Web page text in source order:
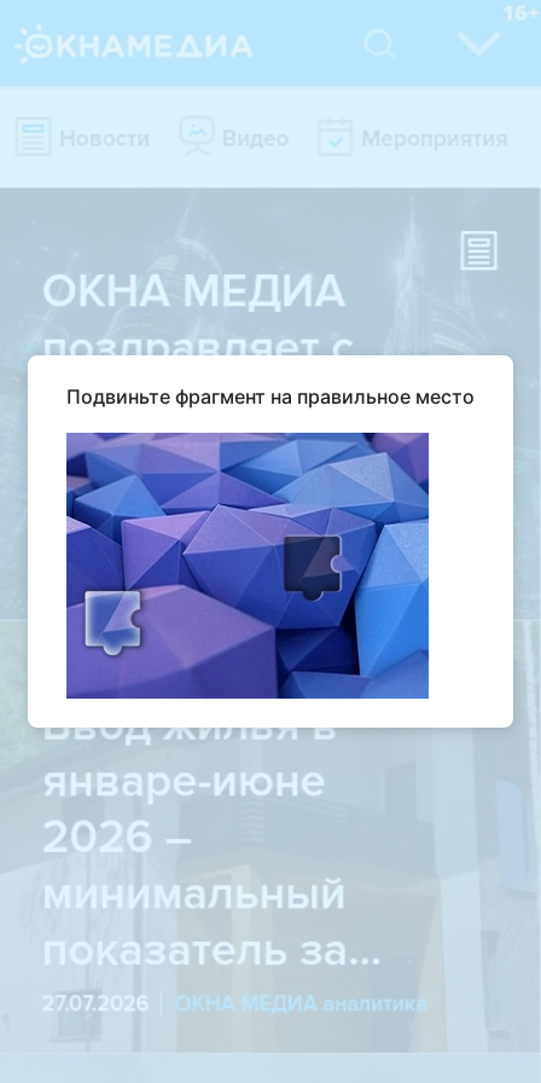
Подвиньте фрагмент на правильное место